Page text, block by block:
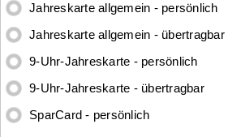
Jahreskarte allgemein - persönlich
Jahreskarte allgemein - übertragbar
9-Uhr-Jahreskarte - persönlich
9-Uhr-Jahreskarte - übertragbar
SparCard - persönlich